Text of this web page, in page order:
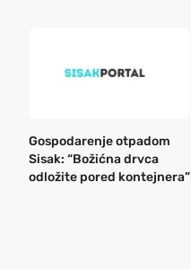
Gospodarenje otpadom
Sisak: “Božićna drvca
odložite pored kontejnera”